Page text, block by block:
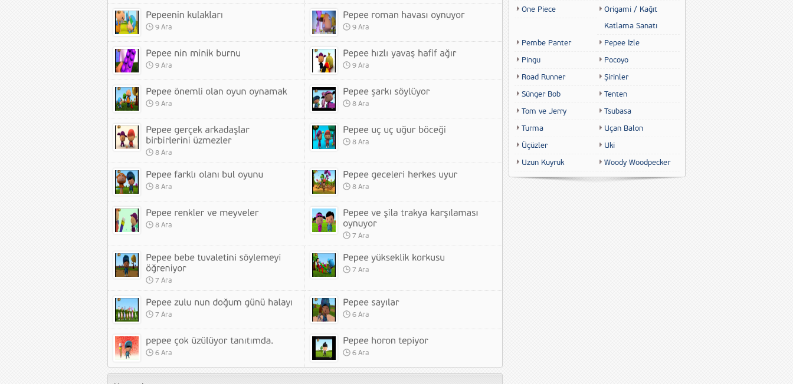
9 Ara 9 Ara
9 Ara 9 Ara
9 Ara 8 Ara
8 Ara
8 Ara
8 Ara 8 Ara
8 Ara
7 Ara
7 Ara
7 Ara
7 Ara 6 Ara
6 Ara 6 Ara
One Piece
Origami / Kağıt
Katlama Sanatı
Pembe Panter
Pepee İzle
Pingu
Pocoyo
Road Runner
Şirinler
Sünger Bob
Tenten
Tom ve Jerry
Tsubasa
Turma
Uçan Balon
Üçüzler
Uki
Uzun Kuyruk
Woody Woodpecker